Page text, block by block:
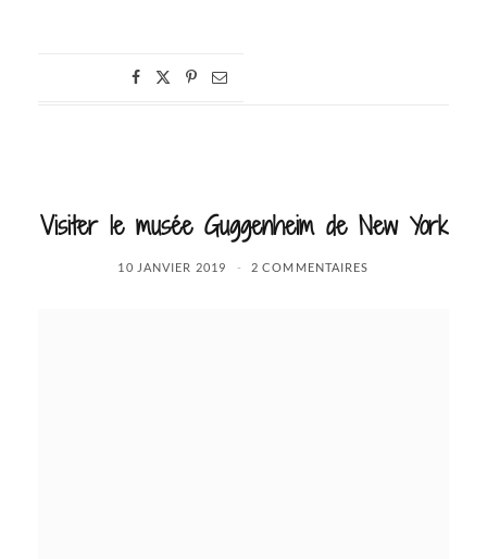
Visiter le musée Guggenheim de New York
10 JANVIER 2019 2 COMMENTAIRES